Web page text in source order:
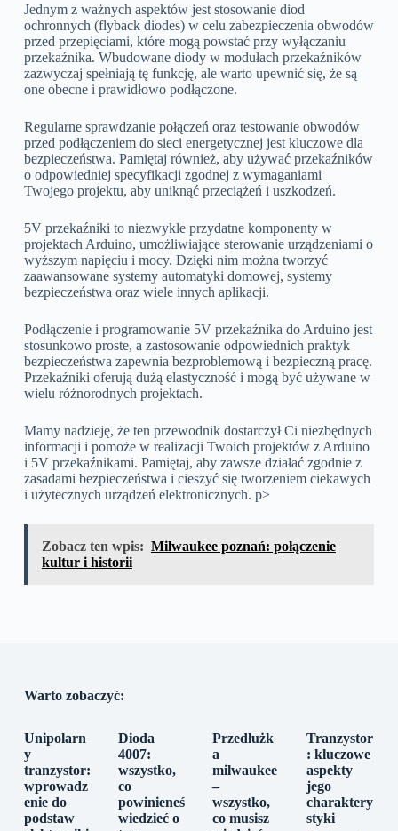
Jednym z ważnych aspektów jest stosowanie diod
ochronnych (flyback diodes) w celu zabezpieczenia obwodów
przed przepięciami, które mogą powstać przy wyłączaniu
przekaźnika. Wbudowane diody w modułach przekaźników
zazwyczaj spełniają tę funkcję, ale warto upewnić się, że są
one obecne i prawidłowo podłączone.
Regularne sprawdzanie połączeń oraz testowanie obwodów
przed podłączeniem do sieci energetycznej jest kluczowe dla
bezpieczeństwa. Pamiętaj również, aby używać przekaźników
o odpowiedniej specyfikacji zgodnej z wymaganiami
Twojego projektu, aby uniknąć przeciążeń i uszkodzeń.
5V przekaźniki to niezwykle przydatne komponenty w
projektach Arduino, umożliwiające sterowanie urządzeniami o
wyższym napięciu i mocy. Dzięki nim można tworzyć
zaawansowane systemy automatyki domowej, systemy
bezpieczeństwa oraz wiele innych aplikacji.
Podłączenie i programowanie 5V przekaźnika do Arduino jest
stosunkowo proste, a zastosowanie odpowiednich praktyk
bezpieczeństwa zapewnia bezproblemową i bezpieczną pracę.
Przekaźniki oferują dużą elastyczność i mogą być używane w
wielu różnorodnych projektach.
Mamy nadzieję, że ten przewodnik dostarczył Ci niezbędnych
informacji i pomoże w realizacji Twoich projektów z Arduino
i 5V przekaźnikami. Pamiętaj, aby zawsze działać zgodnie z
zasadami bezpieczeństwa i cieszyć się tworzeniem ciekawych
i użytecznych urządzeń elektronicznych. p>
Zobacz ten wpis: Milwaukee poznań: połączenie
kultur i historii
Warto zobaczyć:
Unipolarn
y
tranzystor:
wprowadz
enie do
podstaw
Dioda
4007:
wszystko,
co
powinieneś
wiedzieć o
Przedłużk
a
milwaukee
–
wszystko,
co musisz
Tranzystor
: kluczowe
aspekty
jego
charaktery
styki